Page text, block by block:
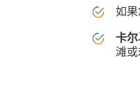
如
卡尔
滩或